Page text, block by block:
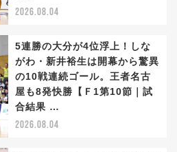
2026.08.04
5連勝の大分が4位浮上！しな
がわ・新井裕生は開幕から驚異
の10戦連続ゴール。王者名古
屋も8発快勝【Ｆ1第10節｜試
合結果 …
2026.08.04